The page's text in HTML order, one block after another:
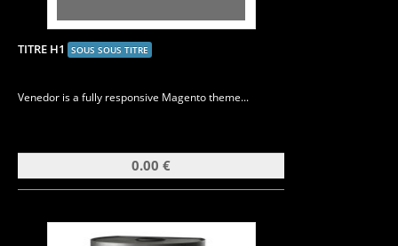
TITRE H1 SOUS SOUS TITRE
Venedor is a fully responsive Magento theme...
0.00 €